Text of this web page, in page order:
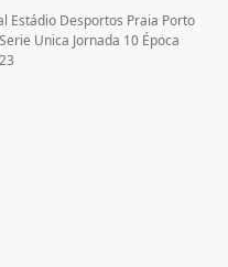
Estádio Desportos Praia Porto
Unica Jornada 10 Época